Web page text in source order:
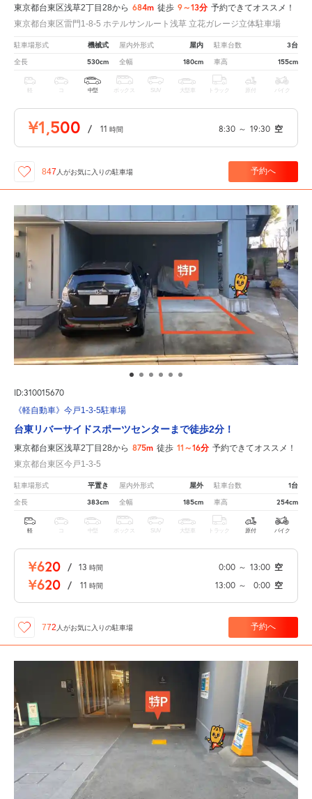
東京都台東区浅草2丁目28から 684m 徒歩 9～13分 予約できてオススメ！
東京都台東区雷門1-8-5 ホテルサンルート浅草 立花ガレージ立体駐車場
駐車場形式 機械式 屋内外形式 屋内 駐車台数 3台
全長 530cm 全幅 180cm 車高 155cm
軽 中型 ボックス SUV 大型車 トラック 原付 バイク
¥1,500 / 11 時間 8:30 ～ 19:30 空
847 人がお気に入りの駐車場 予約へ
ID:310015670
《軽自動車》今戸1-3-5駐車場
台東リバーサイドスポーツセンターまで徒歩2分！
東京都台東区浅草2丁目28から 875m 徒歩 11～16分 予約できてオススメ！
東京都台東区今戸1-3-5
駐車場形式 平置き 屋内外形式 屋外 駐車台数 1台
全長 383cm 全幅 185cm 車高 254cm
軽 中型 ボックス SUV 大型車 トラック 原付 バイク
¥620 / 13 時間 0:00 ～ 13:00 空
¥620 / 11 時間 13:00 ～ 0:00 空
772 人がお気に入りの駐車場 予約へ